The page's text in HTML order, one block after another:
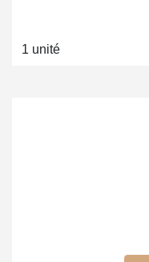
1 unité